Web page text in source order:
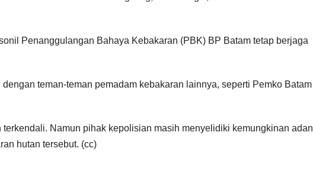
Penanggulangan Bahaya Kebakaran (PBK) BP Batam tetap berjaga
teman-teman pemadam kebakaran lainnya, seperti Pemko
Namun pihak kepolisian masih menyelidiki kemungkinan
hutan tersebut. (cc)